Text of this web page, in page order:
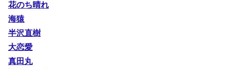
花のち晴れ
海猿
半沢直樹
大恋愛
真田丸